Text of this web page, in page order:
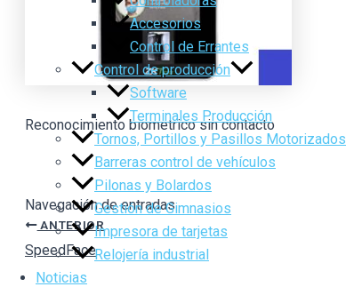
Accesorios
Control de Errantes
Control de producción
Software
Terminales Producción
Tornos, Portillos y Pasillos Motorizados
Barreras control de vehículos
Pilonas y Bolardos
Gestión de Gimnasios
Impresora de tarjetas
Relojería industrial
Noticias
Reconocimiento biometrico sin contacto
Navegación de entradas
ANTERIOR
SpeedFace